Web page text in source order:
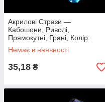
Акрилові Стрази —
Кабошони, Риволі,
Прямокутні, Грані, Колір:
Блакитний, 18х13х5мм, (10
шт.)
Немає в наявності
35,18 ₴